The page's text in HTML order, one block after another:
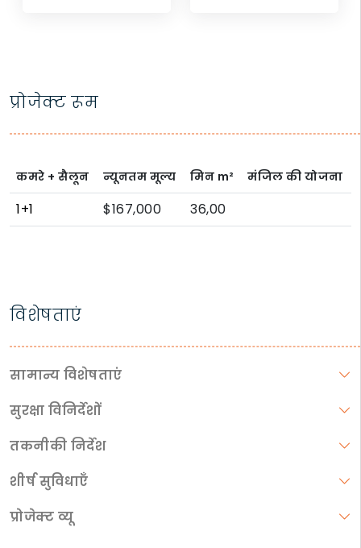
प्रोजेक्ट रूम
कमरे + सैलून न्यूनतम मूल्य मिन m² मंजिल की योजना
1+1 $167,000 36,00
विशेषताएं
सामान्य विशेषताएं
सुरक्षा विनिर्देशों
तकनीकी निर्देश
शीर्ष सुविधाएँ
प्रोजेक्ट व्यू